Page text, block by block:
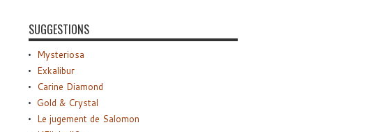
SUGGESTIONS
Mysteriosa
Exkalibur
Carine Diamond
Gold & Crystal
Le jugement de Salomon